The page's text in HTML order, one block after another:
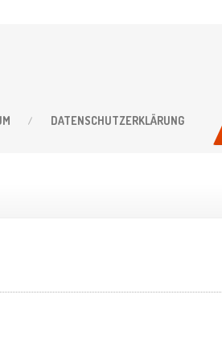
DATENSCHUTZERKLÄRUNG